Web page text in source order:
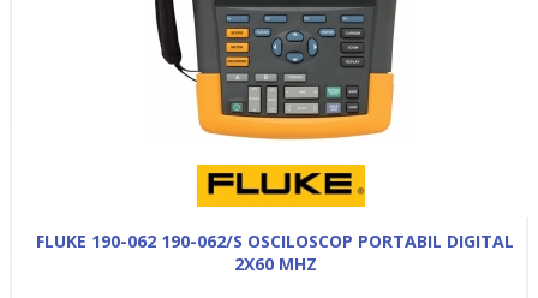
FLUKE 190-062 190-062/S OSCILOSCOP PORTABIL DIGITAL
2X60 MHZ